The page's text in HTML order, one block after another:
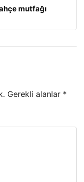
mutfağı
Gerekli alanlar *